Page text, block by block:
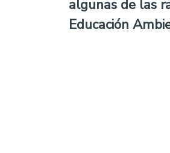
algunas de las
Educación